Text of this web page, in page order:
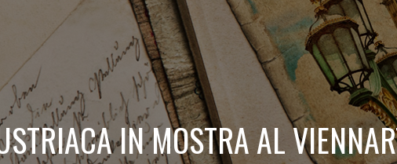
IN MOSTRA AL